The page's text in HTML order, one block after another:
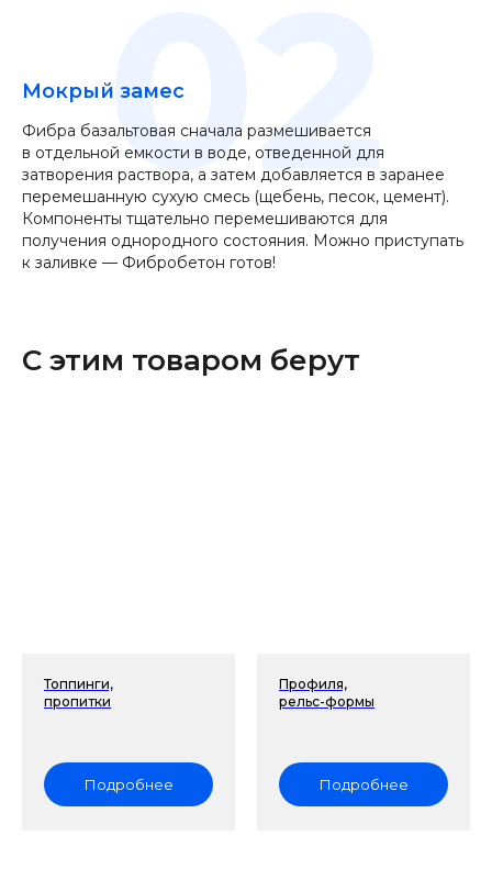
Мокрый замес
Фибра базальтовая сначала размешивается
в отдельной емкости в воде, отведенной для
затворения раствора, а затем добавляется в заранее
перемешанную сухую смесь (щебень, песок, цемент).
Компоненты тщательно перемешиваются для
получения однородного состояния. Можно приступать
к заливке — Фибробетон готов!
02
С этим товаром берут
Топпинги,
пропитки
Подробнее
Профиля,
рельс-формы
Подробнее